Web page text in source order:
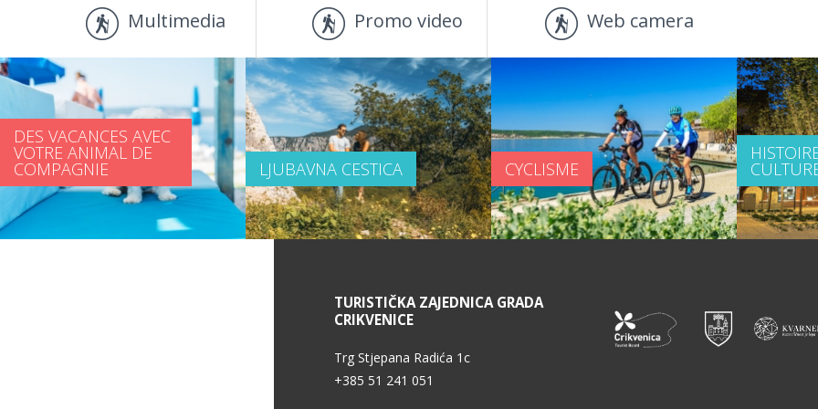
Multimedia Promo video Web camera
DES VACANCES AVEC
VOTRE ANIMAL DE
COMPAGNIE LJUBAVNA CESTICA CYCLISME
TURISTIČKA ZAJEDNICA GRADA
CRIKVENICE
Trg Stjepana Radića 1c
+385 51 241 051